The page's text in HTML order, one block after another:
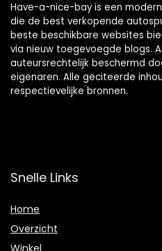
Have-a-nice-bay is een
die de best verkopende
beste beschikbare websites
via nieuw toegevoegde blogs.
auteursrechtelijk beschermd
eigenaren. Alle geciteerde
respectievelijke bronnen.
Snelle Links
Home
Overzicht